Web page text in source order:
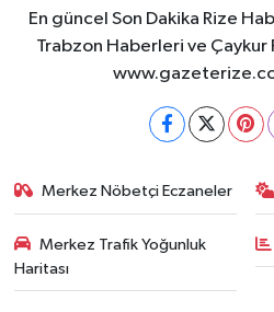
En güncel Son Dakika Rize
Trabzon Haberleri ve
Merkez Nöbetçi Eczaneler
Merkez Trafik Yoğunluk
Haritası